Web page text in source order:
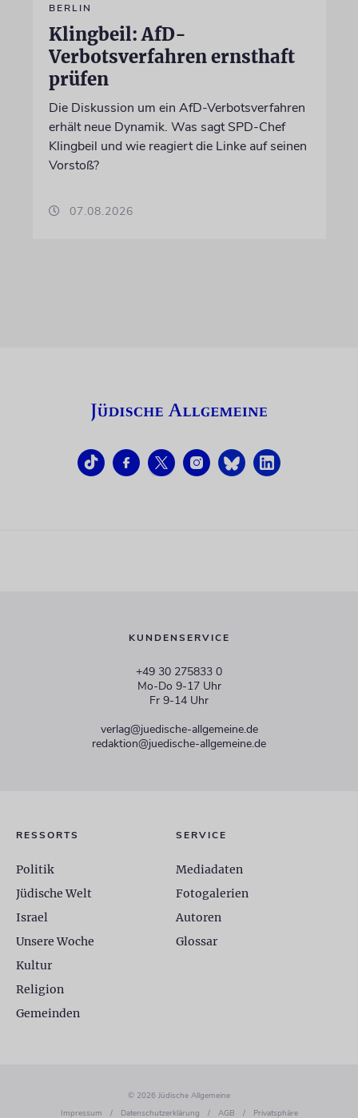
BERLIN
Klingbeil: AfD-
Verbotsverfahren ernsthaft
prüfen
Die Diskussion um ein AfD-Verbotsverfahren
erhält neue Dynamik. Was sagt SPD-Chef
Klingbeil und wie reagiert die Linke auf seinen
Vorstoß?
07.08.2026
KUNDENSERVICE
+49 30 275833 0
Mo-Do 9-17 Uhr
Fr 9-14 Uhr
verlag@juedische-allgemeine.de
redaktion@juedische-allgemeine.de
RESSORTS
Politik
Jüdische Welt
Israel
Unsere Woche
Kultur
Religion
Gemeinden
SERVICE
Mediadaten
Fotogalerien
Autoren
Glossar
© 2026 Jüdische Allgemeine
Impressum
/ Datenschutzerklärung / AGB / Privatsphäre